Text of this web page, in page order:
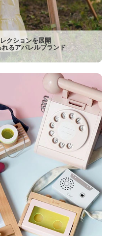
クションを展開
れるアパレルブランド